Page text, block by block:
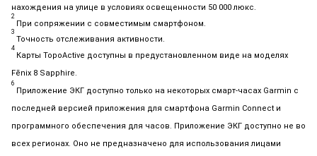
нахождения на улице в условиях освещенности 50 000 люкс.
2
При сопряжении с совместимым смартфоном.
3
Точность отслеживания активности.
4
Карты TopoActive доступны в предустановленном виде на моделях
Fēnix 8 Sapphire.
6
П риложение ЭКГ доступно только на некоторых смарт-часах Garmin с
последней версией приложения для смартфона Garmin Connect и
программного обеспечения для часов. Приложение ЭКГ доступно не во
всех регионах. Оно не предназначено для использования лицами